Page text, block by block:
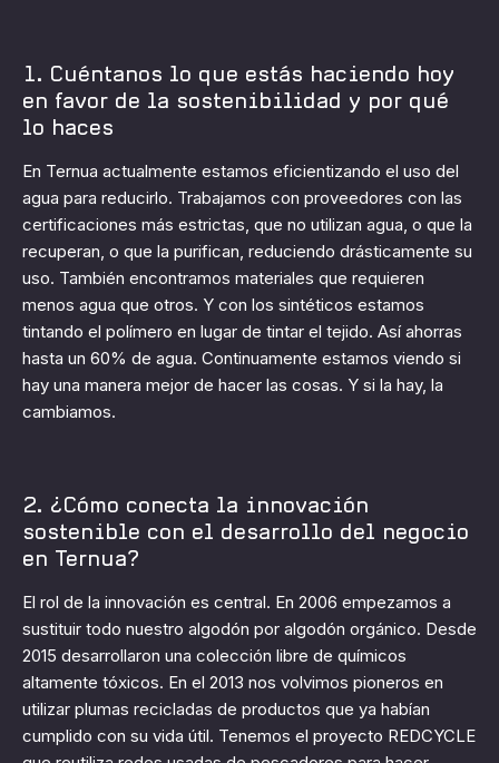
1. Cuéntanos lo que estás haciendo hoy
en favor de la sostenibilidad y por qué
lo haces
En Ternua actualmente estamos eficientizando el uso del
agua para reducirlo. Trabajamos con proveedores con las
certificaciones más estrictas, que no utilizan agua, o que la
recuperan, o que la purifican, reduciendo drásticamente su
uso. También encontramos materiales que requieren
menos agua que otros. Y con los sintéticos estamos
tintando el polímero en lugar de tintar el tejido. Así ahorras
hasta un 60% de agua. Continuamente estamos viendo si
hay una manera mejor de hacer las cosas. Y si la hay, la
cambiamos.
2. ¿Cómo conecta la innovación
sostenible con el desarrollo del negocio
en Ternua?
El rol de la innovación es central. En 2006 empezamos a
sustituir todo nuestro algodón por algodón orgánico. Desde
2015 desarrollaron una colección libre de químicos
altamente tóxicos. En el 2013 nos volvimos pioneros en
utilizar plumas recicladas de productos que ya habían
cumplido con su vida útil. Tenemos el proyecto REDCYCLE